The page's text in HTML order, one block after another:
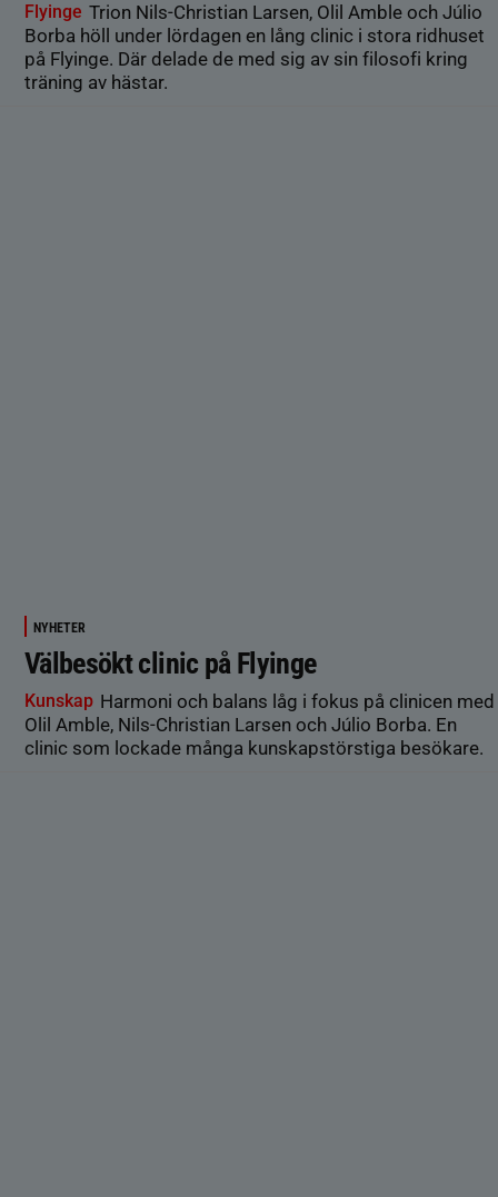
Flyinge Trion Nils-Christian Larsen, Olil Amble och Júlio
Borba höll under lördagen en lång clinic i stora ridhuset
på Flyinge. Där delade de med sig av sin filosofi kring
träning av hästar.
NYHETER
Välbesökt clinic på Flyinge
Kunskap Harmoni och balans låg i fokus på clinicen med
Olil Amble, Nils-Christian Larsen och Júlio Borba. En
clinic som lockade många kunskapstörstiga besökare.